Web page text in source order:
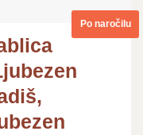
Po naročilu